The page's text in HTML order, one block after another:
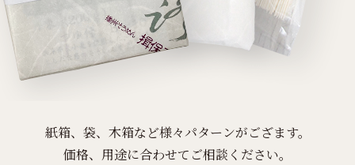
紙箱、袋、木箱など様々パターンがござます。
価格、用途に合わせてご相談ください。